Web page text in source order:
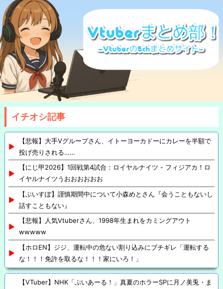
イチオシ記事
【悲報】大手Vグループさん、イトーヨーカドーにカレーを半額で
投げ売りされる……
【にじ甲2026】1回戦第4試合：ロイヤルナイツ - フィジアカ！ロ
イヤルナイツうおおおおおお
【ぶいすぽ】謹慎期間中について小森めとさん『会うこともないし
話すこともない』
【悲報】人気Vtuberさん、1998年生まれをカミングアウト
wwwww
【ホロEN】ジジ、運転中の危ない割り込みにブチギレ「運転する
な！！！免許を取るな！！！家にいろ！」
【VTuber】NHK「ぶいあーる！」真夏のホラーSPに月ノ美兎・ま